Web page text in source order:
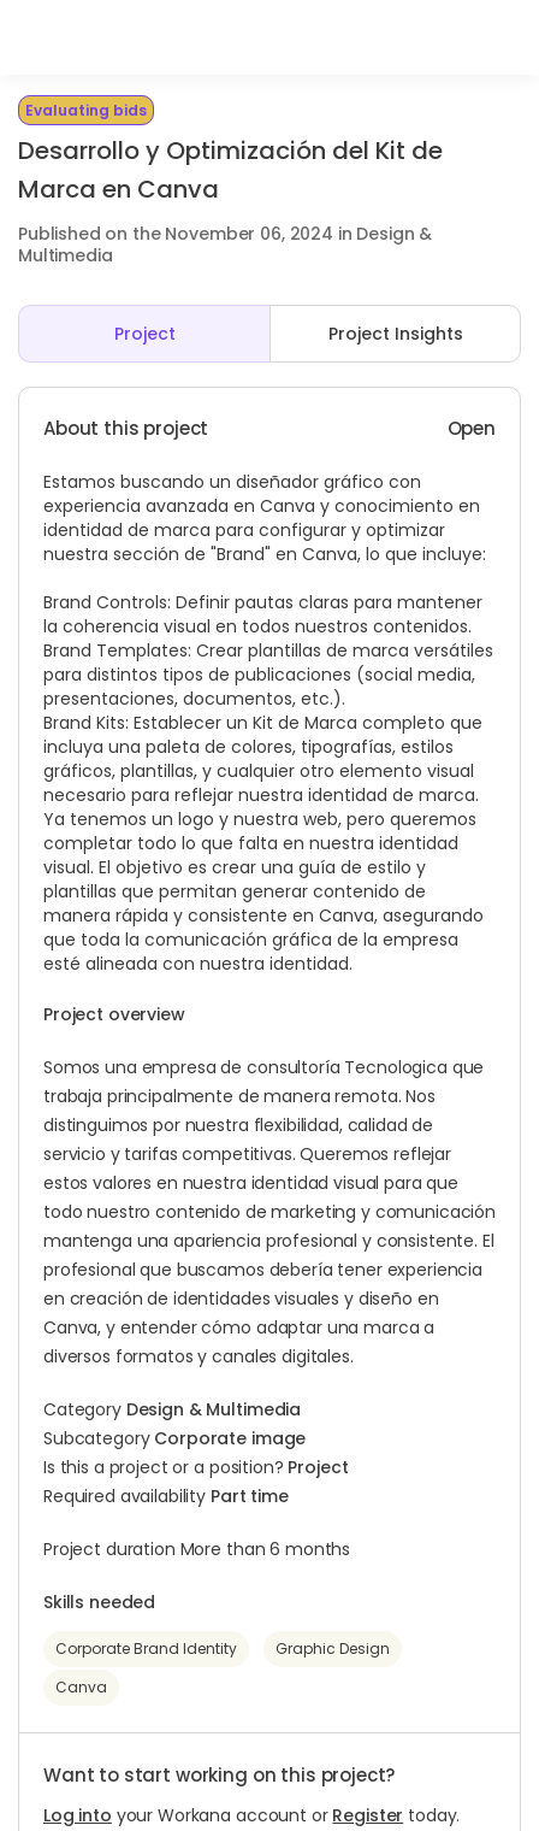
Evaluating bids
Desarrollo y Optimización del Kit de
Marca en Canva
Published on the November 06, 2024 in Design &
Multimedia
Project Project Insights
About this project Open
Estamos buscando un diseñador gráfico con
experiencia avanzada en Canva y conocimiento en
identidad de marca para configurar y optimizar
nuestra sección de "Brand" en Canva, lo que incluye:
Brand Controls: Definir pautas claras para mantener
la coherencia visual en todos nuestros contenidos.
Brand Templates: Crear plantillas de marca versátiles
para distintos tipos de publicaciones (social media,
presentaciones, documentos, etc.).
Brand Kits: Establecer un Kit de Marca completo que
incluya una paleta de colores, tipografías, estilos
gráficos, plantillas, y cualquier otro elemento visual
necesario para reflejar nuestra identidad de marca.
Ya tenemos un logo y nuestra web, pero queremos
completar todo lo que falta en nuestra identidad
visual. El objetivo es crear una guía de estilo y
plantillas que permitan generar contenido de
manera rápida y consistente en Canva, asegurando
que toda la comunicación gráfica de la empresa
esté alineada con nuestra identidad.
Project overview
Somos una empresa de consultoría Tecnologica que
trabaja principalmente de manera remota. Nos
distinguimos por nuestra flexibilidad, calidad de
servicio y tarifas competitivas. Queremos reflejar
estos valores en nuestra identidad visual para que
todo nuestro contenido de marketing y comunicación
mantenga una apariencia profesional y consistente. El
profesional que buscamos debería tener experiencia
en creación de identidades visuales y diseño en
Canva, y entender cómo adaptar una marca a
diversos formatos y canales digitales.
Category Design & Multimedia
Subcategory Corporate image
Is this a project or a position? Project
Required availability Part time
Project duration More than 6 months
Skills needed
Corporate Brand Identity
Graphic Design
Canva
Want to start working on this project?
Log into your Workana account or Register today.